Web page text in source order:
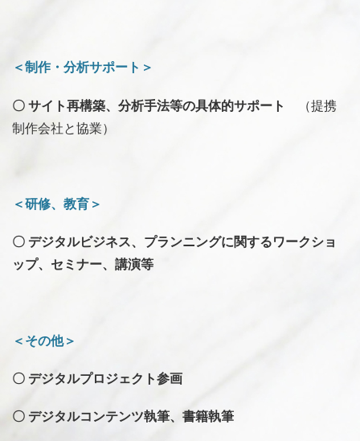
＜制作・分析サポート＞
〇 サイト再構築、分析手法等の具体的サポート
（提携
制作会社と協業）
＜研修、教育＞
〇 デジタルビジネス、プランニングに関するワークショ
ップ、セミナー、講演等
＜その他＞
〇 デジタルプロジェクト参画
〇 デジタルコンテンツ執筆、書籍執筆